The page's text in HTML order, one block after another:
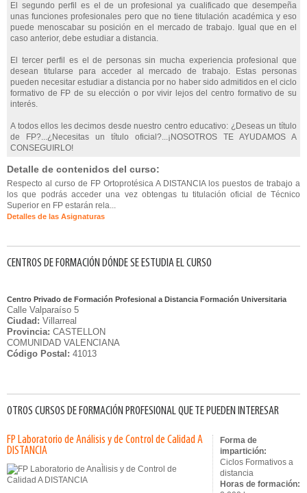
El segundo perfil es el de un profesional ya cualificado que desempeña
unas funciones profesionales pero que no tiene titulación académica y eso
puede menoscabar su posición en el mercado de trabajo. Igual que en el
caso anterior, debe estudiar a distancia.
El tercer perfil es el de personas sin mucha experiencia profesional que
desean titularse para acceder al mercado de trabajo. Estas personas
pueden necesitar estudiar a distancia por no haber sido admitidos en el ciclo
formativo de FP de su elección o por vivir lejos del centro formativo de su
interés.
A todos ellos les decimos desde nuestro centro educativo: ¿Deseas un título
de FP?...¿Necesitas un título oficial?...¡NOSOTROS TE AYUDAMOS A
CONSEGUIRLO!
Detalle de contenidos del curso:
Respecto al curso de FP Ortoprotésica A DISTANCIA los puestos de trabajo a
los que podrás acceder una vez obtengas tu titulación oficial de Técnico
Superior en FP estarán rela...
Detalles de las Asignaturas
CENTROS DE FORMACIÓN DÓNDE SE ESTUDIA EL CURSO
Centro Privado de Formación Profesional a Distancia Formación Universitaria
Calle Valparaíso 5
Ciudad: Villarreal
Provincia: CASTELLON
COMUNIDAD VALENCIANA
Código Postal: 41013
OTROS CURSOS DE FORMACIÓN PROFESIONAL QUE TE PUEDEN INTERESAR
FP Laboratorio de Análisis y de Control de Calidad A
DISTANCIA
Forma de
impartición:
Ciclos Formativos a
distancia
Horas de formación: